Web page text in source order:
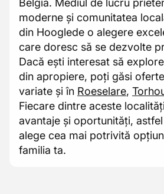
Belgia. Mediul de lucru
moderne și comunitatea
din Hooglede o alegere
care doresc să se dezvolte
Dacă ești interesat să
din apropiere, poți găsi
variate și în Roeselare,
Fiecare dintre aceste
avantaje și oportunități,
alege cea mai potrivită
familia ta.